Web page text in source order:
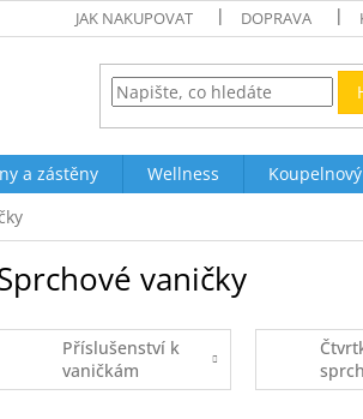
JAK NAKUPOVAT DOPRAVA
a zástěny Wellness
vaničky
Příslušenství k
vaničkám